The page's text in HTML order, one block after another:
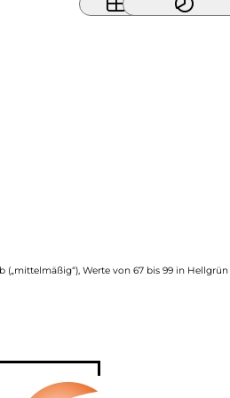
Werte von 67 bis 99 in Hellgrün